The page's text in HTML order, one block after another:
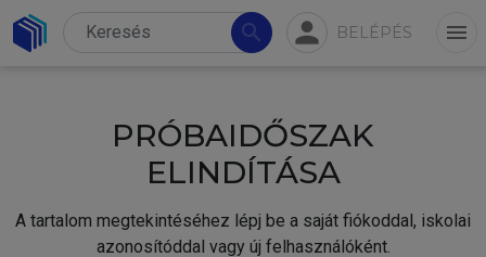
search person BELÉPÉS menu
PRÓBAIDŐSZAK
ELINDÍTÁSA
A tartalom megtekintéséhez lépj be a saját fiókoddal, iskolai
azonosítóddal vagy új felhasználóként.